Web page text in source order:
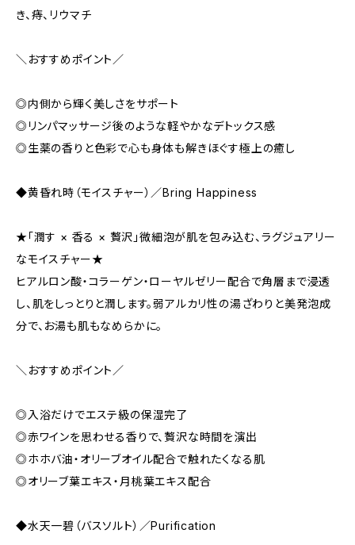
き、痔、リウマチ
＼おすすめポイント／
◎内側から輝く美しさをサポート
◎リンパマッサージ後のような軽やかなデトックス感
◎生薬の香りと色彩で心も身体も解きほぐす極上の癒し
◆黄昏れ時（モイスチャー）／Bring Happiness
★「潤す × 香る × 贅沢」微細泡が肌を包み込む、ラグジュアリー
なモイスチャー★
ヒアルロン酸・コラーゲン・ローヤルゼリー配合で角層まで浸透
し、肌をしっとりと潤します。弱アルカリ性の湯ざわりと美発泡成
分で、お湯も肌もなめらかに。
＼おすすめポイント／
◎入浴だけでエステ級の保湿完了
◎赤ワインを思わせる香りで、贅沢な時間を演出
◎ホホバ油・オリーブオイル配合で触れたくなる肌
◎オリーブ葉エキス・月桃葉エキス配合
◆水天一碧（バスソルト）／Purification